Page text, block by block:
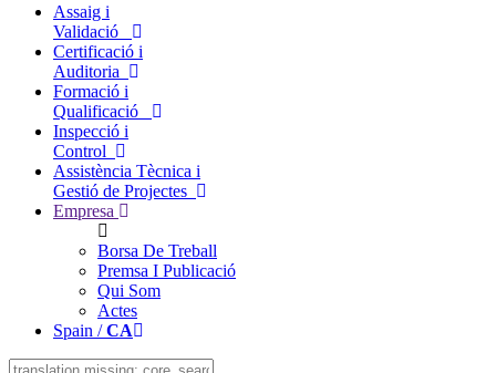
Assaig i
Validació
Certificació i
Auditoria
Formació i
Qualificació
Inspecció i
Control
Assistència Tècnica i
Gestió de Projectes
Empresa
Borsa De Treball
Premsa I Publicació
Qui Som
Actes
Spain /CA